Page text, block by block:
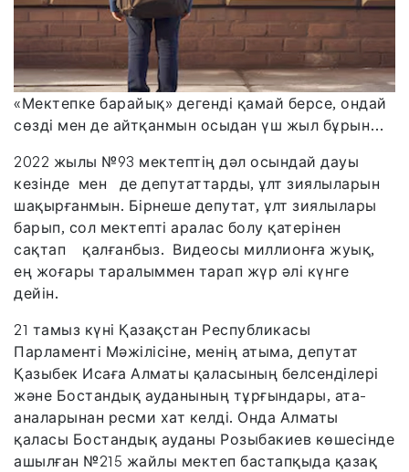
«Мектепке барайық» дегенді қамай берсе, ондай
сөзді мен де айтқанмын осыдан үш жыл бұрын…
2022 жылы №93 мектептің дәл осындай дауы
кезінде мен де депутаттарды, ұлт зиялыларын
шақырғанмын. Бірнеше депутат, ұлт зиялылары
барып, сол мектепті аралас болу қатерінен
сақтап қалғанбыз. Видеосы миллионға жуық,
ең жоғары таралыммен тарап жүр әлі күнге
дейін.
21 тамыз күні Қазақстан Республикасы
Парламенті Мәжілісіне, менің атыма, депутат
Қазыбек Исаға Алматы қаласының белсенділері
және Бостандық ауданының тұрғындары, ата-
аналарынан ресми хат келді. Онда Алматы
қаласы Бостандық ауданы Розыбакиев көшесінде
ашылған №215 жайлы мектеп бастапқыда қазақ